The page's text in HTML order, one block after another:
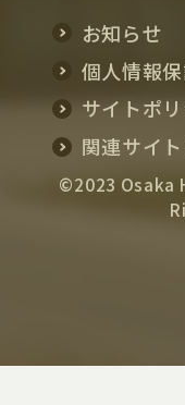
お知らせ
個人情報
サイトポ
関連サイ
©2023 Osaka